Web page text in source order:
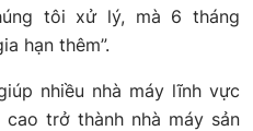
tôi xử lý, mà 6 tháng
hạn thêm”.
nhiều nhà máy lĩnh vực
trở thành nhà máy sản